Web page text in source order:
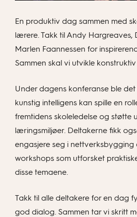
En produktiv dag sammen med
lærere. Takk til Andy Hargreaves,
Marlen Faannessen for
Sammen skal vi utvikle
Under dagens konferanse ble
kunstig intelligens kan spille en
fremtidens skoleledelse og støtte
læringsmiljøer. Deltakerne fikk
engasjere seg i nettverksbygging
workshops som utforsket
disse temaene.
Takk til alle deltakere for en dag
god dialog. Sammen tar vi skritt